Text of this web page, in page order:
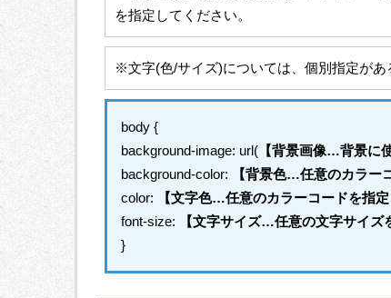
を指定してください。
※文字(色/サイズ)については、個別指定があ
body {
background-image: url( 【背景画像…背景に
background-color:
【背景色…任意のカラー
color:
【文字色…任意のカラーコードを指定
font-size:
【文字サイズ…任意の文字サイズ
}